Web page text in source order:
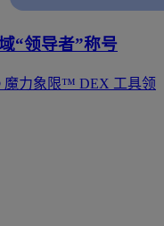
“领导者”称号
魔力象限™ DEX 工具领